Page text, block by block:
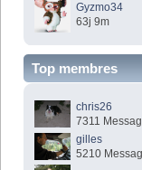
Gyzmo34
63j 9m
Top membres
chris26
7311
gilles
5210